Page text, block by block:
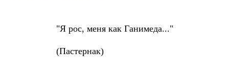
"Я рос, меня как Ганимеда..."
(Пастернак)